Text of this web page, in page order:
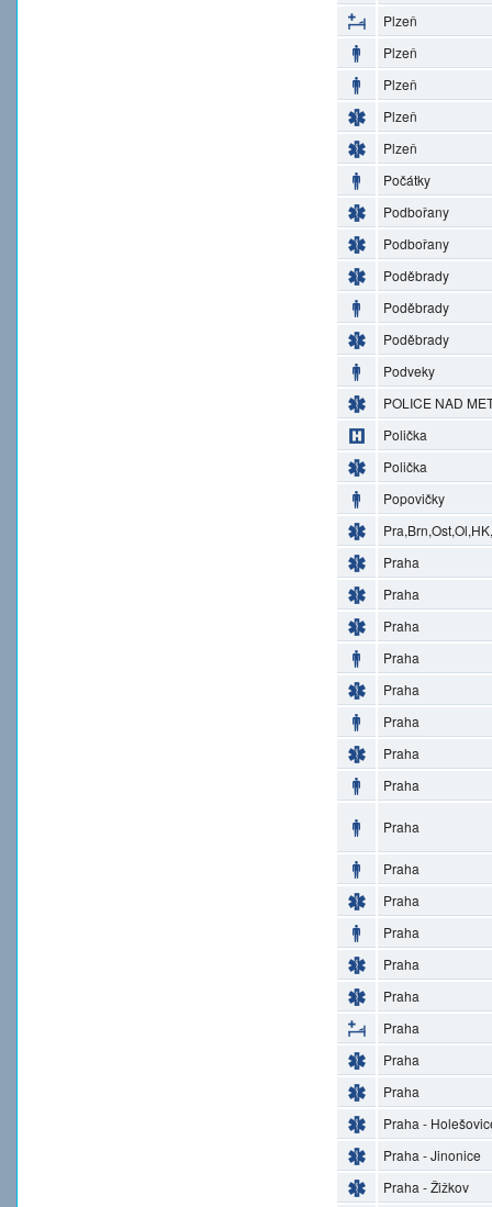
Plzeň
Plzeň
Plzeň
Plzeň
Plzeň
Počátky
Podbořany
Podbořany
Poděbrady
Poděbrady
Poděbrady
Podveky
POLICE NAD
Polička
Polička
Popovičky
Praha
Praha
Praha
Praha
Praha
Praha
Praha
Praha
Praha
Praha
Praha
Praha
Praha
Praha
Praha
Praha
Praha
Praha -
Praha - Jinonice
Praha - Žižkov